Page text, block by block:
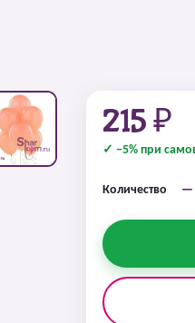
215 ₽
✓ −5% при
Количество −